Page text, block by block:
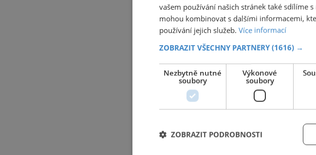
vašem používání našich stránek také sdílíme
mohou kombinovat s dalšími informacemi,
používání jejich služeb. Více informací
ZOBRAZIT VŠECHNY PARTNERY (1616) →
Nezbytně nutné
soubory
Výkonové
soubory
ZOBRAZIT PODROBNOSTI